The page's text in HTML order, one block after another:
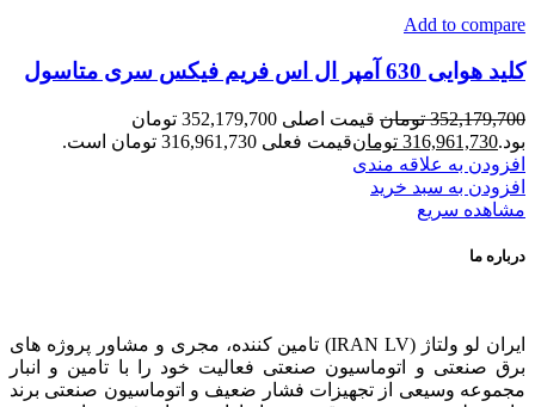
Add to compare
کلید هوایی 630 آمپر ال اس فریم فیکس سری متاسول
352,179,700 تومان
قیمت اصلی 352,179,700 تومان
بود.316,961,730 تومانقیمت فعلی 316,961,730 تومان است.
افزودن به علاقه مندی
افزودن به سبد خرید
مشاهده سریع
درباره ما
ایران لو ولتاژ (IRAN LV) تامین کننده، مجری و مشاور پروژه های
برق صنعتی و اتوماسیون صنعتی فعالیت خود را با تامین و انبار
مجموعه وسیعی از تجهیزات فشار ضعیف و اتوماسیون صنعتی برند